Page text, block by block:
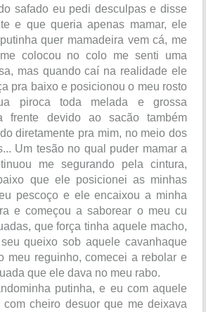
safado eu pedi desculpas e disse
e que queria apenas mamar, ele
quer mamadeira vem cá, me
colocou no colo me senti uma
mas quando caí na realidade ele
pra baixo e posicionou o meu rosto
piroca toda melada e grossa
frente devido ao sacão também
diretamente pra mim, no meio dos
Um tesão no qual puder mamar a
me segurando pela cintura,
que ele posicionei as minhas
pescoço e ele encaixou a minha
e começou a saborear o meu cu
que força tinha aquele macho,
queixo sob aquele cavanhaque
meu reguinho, comecei a rebolar e
que ele dava no meu rabo.
putinha, e eu com aquele
cheiro desuor que me deixava